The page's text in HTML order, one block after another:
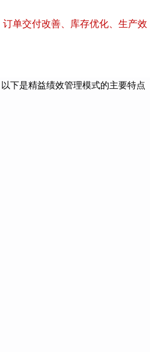
单交付改善、库存优化、生产效
下是精益绩效管理模式的主要特点